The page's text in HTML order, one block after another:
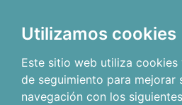
Utilizamos cookies
Este sitio web utiliza
de seguimiento para mejorar
navegación con los